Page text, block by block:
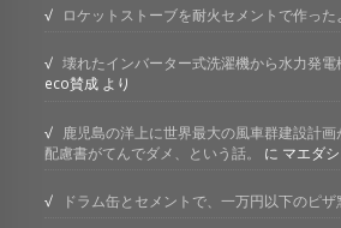
ロケットストーブを耐火セメントで作った
壊れたインバーター式洗濯機から水力発電
eco賛成 より
鹿児島の洋上に世界最大の風車群建設計
配慮書がてんでダメ、という話。
に マエダ
ドラム缶とセメントで、一万円以下のピザ